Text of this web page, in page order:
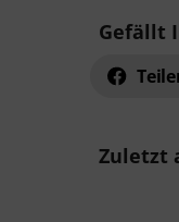
Gefällt
Zuletzt